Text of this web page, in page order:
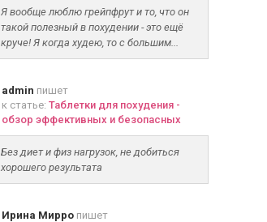
Я вообще люблю грейпфрут и то, что он
такой полезный в похудении - это ещё
круче! Я когда худею, то с большим...
admin пишет
к статье: Таблетки для похудения -
обзор эффективных и безопасных
Без диет и физ нагрузок, не добиться
хорошего результата
Ирина Мирропишет